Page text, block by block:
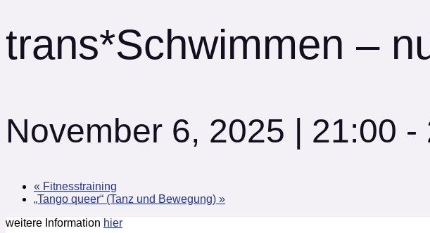
trans*Schwimmen –
November 6, 2025 | 21:00 -
« Fitnesstraining
„Tango queer“ (Tanz und Bewegung) »
weitere Information hier